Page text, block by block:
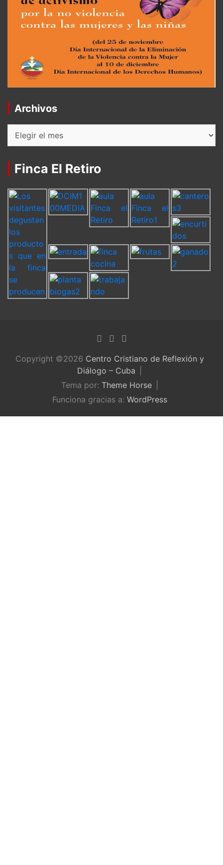
Archivos
Finca El Retiro
Copyright ©2026 Centro Cristiano de Reflexión y
Diálogo – Cuba
Tema por: Theme Horse
Funciona gracias a: WordPress